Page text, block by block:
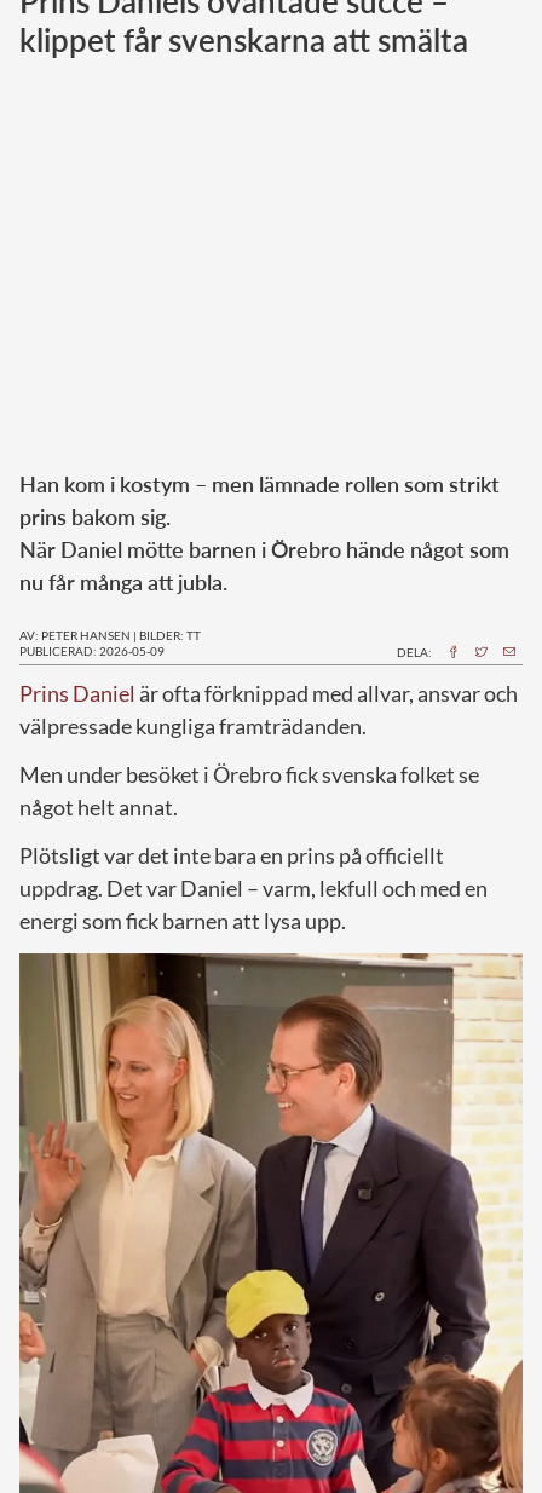
Norska kungahuset
klippet får svenskarna att smälta
Han kom i kostym – men lämnade rollen som strikt
prins bakom sig.
När Daniel mötte barnen i Örebro hände något som
nu får många att jubla.
AV: PETER HANSEN | BILDER: TT
PUBLICERAD: 2026-05-09
DELA:
Prins Daniel är ofta förknippad med allvar, ansvar och
välpressade kungliga framträdanden.
Men under besöket i Örebro fick svenska folket se
något helt annat.
Plötsligt var det inte bara en prins på officiellt
uppdrag. Det var Daniel – varm, lekfull och med en
energi som fick barnen att lysa upp.